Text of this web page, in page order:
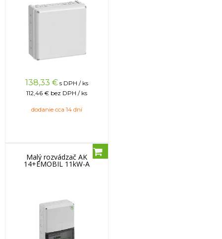
138,33 € s DPH / ks
112,46 € bez DPH / ks
dodanie cca 14 dní
Malý rozvádzač AK
14+EMOBIL 11kW-A